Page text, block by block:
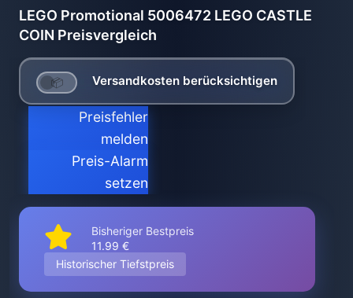
LEGO Promotional 5006472 LEGO CASTLE
COIN Preisvergleich
Versandkosten berücksichtigen
Preisfehler
melden
Preis-Alarm
setzen
Bisheriger Bestpreis
11.99 €
Historischer Tiefstpreis